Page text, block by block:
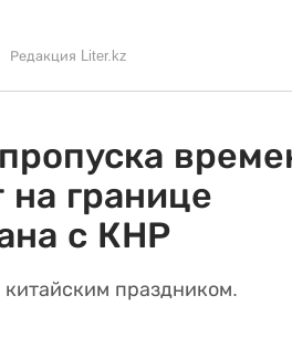
Редакция Liter.kz
на границе
с КНР
китайским праздником.